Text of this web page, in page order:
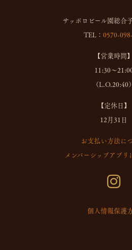
サッポロビール園総合
TEL： 0570-
【営業時間】
11:30～
（L.O.20:40）
【定休日】
12月31日
お支払い方法に
メンバーシップアプリ
個人情報保護